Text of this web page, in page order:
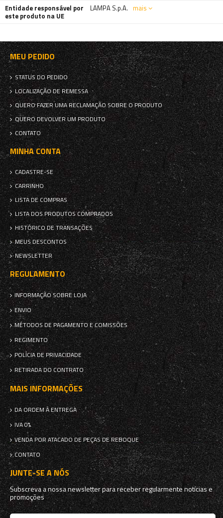
Entidade responsável por
este produto na UE
LAMPA S.p.A. mais
MEU PEDIDO
STATUS DO PEDIDO
LOCALIZAÇÃO DE REMESSA
QUERO FAZER UMA RECLAMAÇÃO SOBRE O PRODUTO
QUERO DEVOLVER UM PRODUTO
CONTATO
MINHA CONTA
CADASTRE-SE
CARRINHO
LISTA DE COMPRAS
LISTA DOS PRODUTOS COMPRADOS
HISTÓRICO DE TRANSAÇÕES
MEUS DESCONTOS
NEWSLETTER
REGULAMENTO
INFORMAÇÃO SOBRE LOJA
ENVIO
MÉTODOS DE PAGAMENTO E COMISSÕES
REGIMENTO
POLÍCIA DE PRIVACIDADE
RETIRADA DO CONTRATO
MAIS INFORMAÇÕES
DA ORDEM À ENTREGA
IVA 0%
VENDA POR ATACADO DE PEÇAS DE REBOQUE
CONTATO
JUNTE-SE A NÓS
Subscreva a nossa newsletter para receber regularmente notícias e
promoções